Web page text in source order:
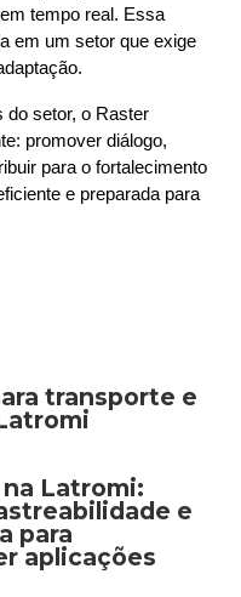
tempo real. Essa
em um setor que exige
do setor, o Raster
promover diálogo,
para o fortalecimento
e preparada para
transporte e
Latromi:
e
para
aplicações